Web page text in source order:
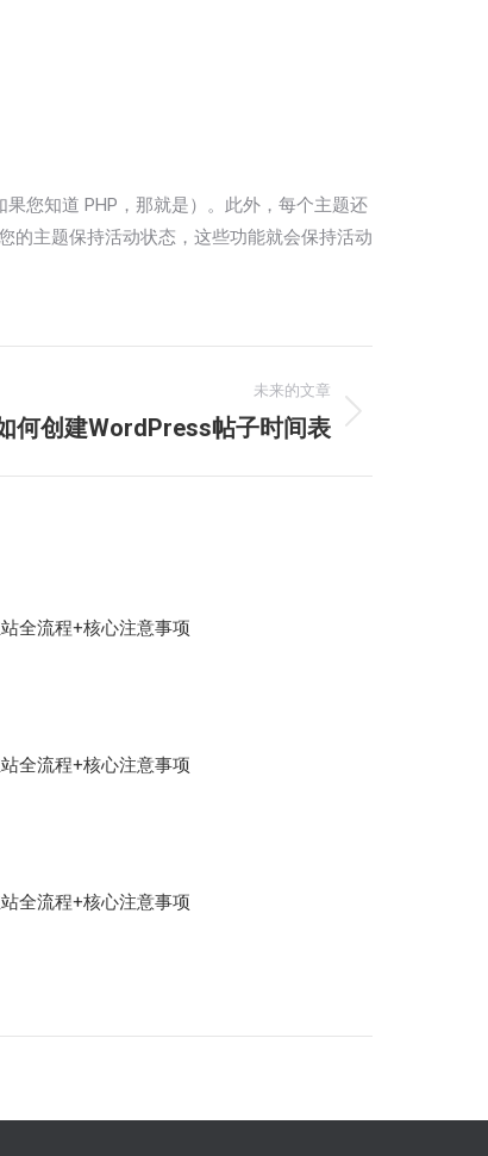
您知道 PHP，那就是）。此外，每个主题还
的主题保持活动状态，这些功能就会保持活动
未来的文章
何创建WordPress帖子时间表
全流程+核心注意事项
全流程+核心注意事项
全流程+核心注意事项